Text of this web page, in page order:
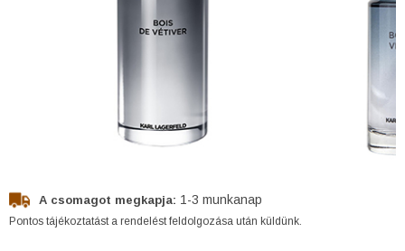
A csomagot megkapja: 1-3 munkanap
Pontos tájékoztatást a rendelést feldolgozása után küldünk.